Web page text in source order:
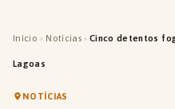
Início › Notícias › Cinco detentos
Lagoas
NOTÍCIAS